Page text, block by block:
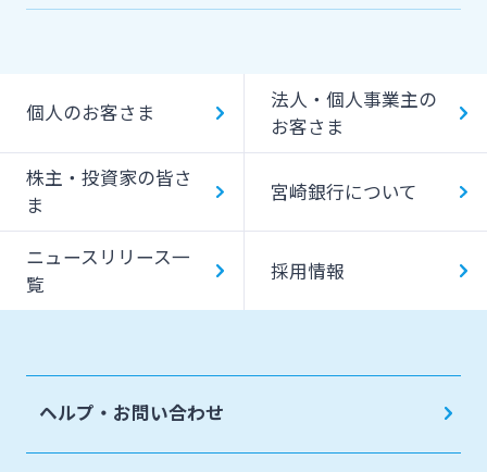
個人のお客さま
法人・個人事業主の
お客さま
株主・投資家の皆さ
ま
宮崎銀行について
ニュースリリース一
覧
採用情報
ヘルプ・お問い合わせ